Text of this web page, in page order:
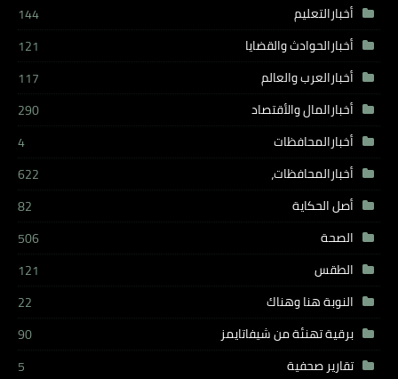
أخبارالتعليم
144
أخبارالحوادث والقضايا
121
أخبارالعرب والعالم
117
أخبارالمال والأقتصاد
290
أخبارالمحافظات
4
أخبارالمحافظات،
622
أصل الحكاية
82
الصحة
506
الطقس
121
النوبة هنا وهناك
22
برقية تهنئة من شيفاتايمز
90
تقارير صحفية
5